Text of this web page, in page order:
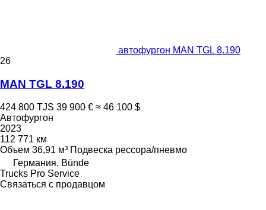
автофургон MAN TGL 8.190
26
MAN TGL 8.190
424 800 TJS 39 900 € ≈ 46 100 $
Автофургон
2023
112 771 км
Объем 36,91 м³ Подвеска рессора/пневмо
Германия, Bünde
Trucks Pro Service
Связаться с продавцом